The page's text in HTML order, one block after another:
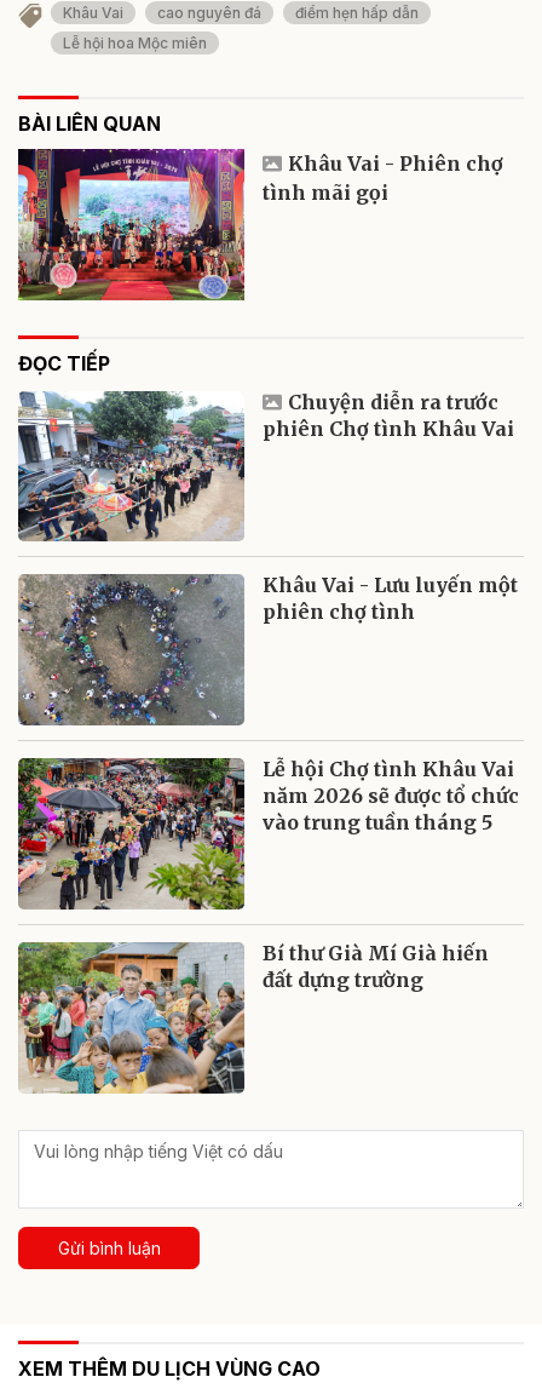
Khâu Vai cao nguyên đá
điểm hẹn hấp dẫn
Lễ hội hoa Mộc miên
BÀI LIÊN QUAN
Khâu Vai - Phiên chợ
tình mãi gọi
ĐỌC TIẾP
Chuyện diễn ra trước
phiên Chợ tình Khâu Vai
Khâu Vai - Lưu luyến một
phiên chợ tình
Lễ hội Chợ tình Khâu Vai
năm 2026 sẽ được tổ chức
vào trung tuần tháng 5
Bí thư Già Mí Già hiến
đất dựng trường
Gửi bình luận
XEM THÊM DU LỊCH VÙNG CAO